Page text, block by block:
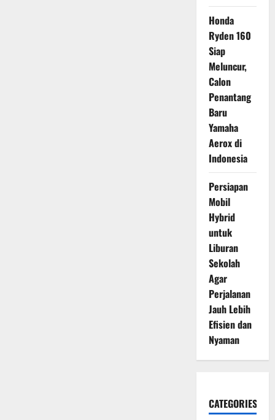
Honda
Ryden 160
Siap
Meluncur,
Calon
Penantang
Baru
Yamaha
Aerox di
Indonesia
Persiapan
Mobil
Hybrid
untuk
Liburan
Sekolah
Agar
Perjalanan
Jauh Lebih
Efisien dan
Nyaman
CATEGORIES